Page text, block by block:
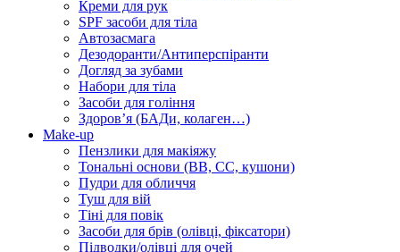
Креми для рук
SPF засоби для тіла
Автозасмага
Дезодоранти/Антиперспіранти
Догляд за зубами
Набори для тіла
Засоби для гоління
Здоровʼя (БАДи, колаген…)
Make-up
Пензлики для макіяжу
Тональні основи (BB, CC, кушони)
Пудри для обличчя
Туш для вій
Тіні для повік
Засоби для брів (олівці, фіксатори)
Підводки/олівці для очей